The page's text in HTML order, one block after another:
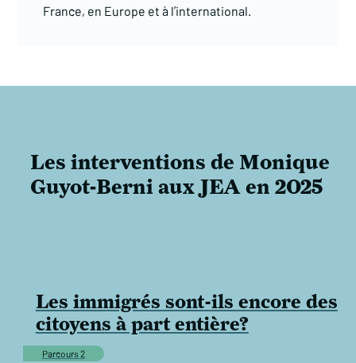
France, en Europe et à l’international.
Les interventions de Monique
Guyot-Berni aux JEA en 2025
Les immigrés sont-ils encore des
citoyens à part entière?
Parcours 2